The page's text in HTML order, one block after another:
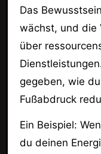
Das
wächst, und die
über
gegeben, wie
Fußabdruck
Ein Beispiel:
du deinen